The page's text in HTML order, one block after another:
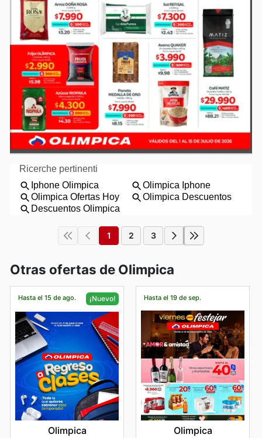
1 2 3
Otras ofertas de Olimpica
Hasta el 15 de ago. ¡Nuevo!
Olimpica
Hasta el 19 de sep.
Olimpica